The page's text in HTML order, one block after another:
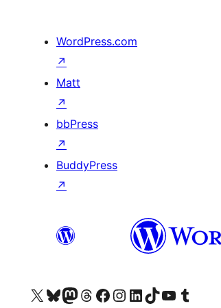
WordPress.com
↗
Matt
↗
bbPress
↗
BuddyPress
↗
Посетите нас в X (ранее Twitter)
Посетите нашу учётную запись в Bluesky
Посетите нашу ленту в Mastodon
Посетите нашу учётную запись в Threads
Посетите нашу страницу на Facebook
Посетите наш Instagram
Посетите нашу страницу в LinkedIn
Посетите нашу учётную запись в TikTok
Посетите наш канал YouTube
Посетите нашу учётную запись в Tumblr